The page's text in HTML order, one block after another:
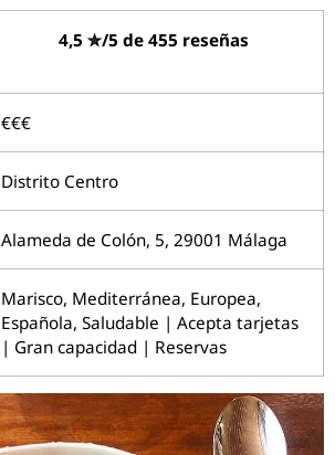
4,5 ✮/5 de 455 reseñas
€€€
Distrito Centro
Alameda de Colón, 5, 29001 Málaga
Marisco, Mediterránea, Europea,
Española, Saludable | Acepta tarjetas
| Gran capacidad | Reservas